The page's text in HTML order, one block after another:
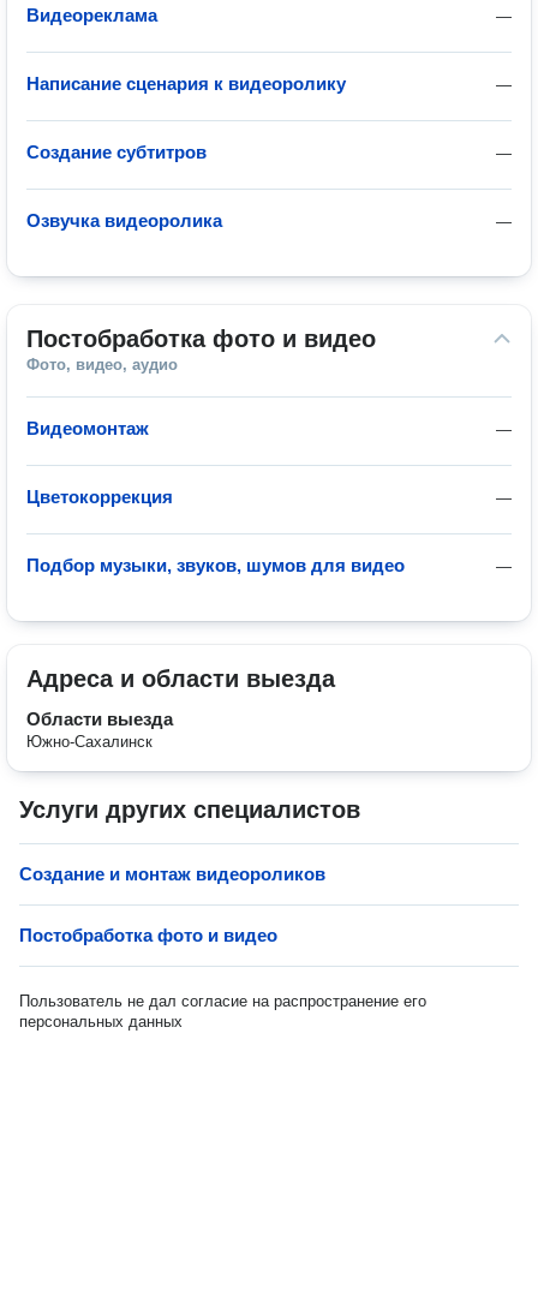
—
Видеореклама
—
Написание сценария к видеоролику
—
Создание субтитров
—
Озвучка видеоролика
Постобработка фото и видео
Фото, видео, аудио
—
Видеомонтаж
—
Цветокоррекция
—
Подбор музыки, звуков, шумов для видео
Адреса и области выезда
Области выезда
Южно-Сахалинск
Услуги других специалистов
Создание и монтаж видеороликов
Постобработка фото и видео
Пользователь не дал согласие на распространение его
персональных данных